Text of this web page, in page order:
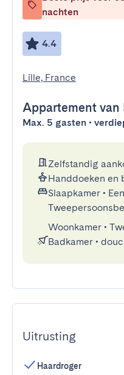
nachten
4.4
Lille, France
Appartement van
Max. 5 gasten •
Zelfstandig
Handdoeken en
Slaapkamer •
Woonkamer •
Badkamer •
Uitrusting
Haardroger